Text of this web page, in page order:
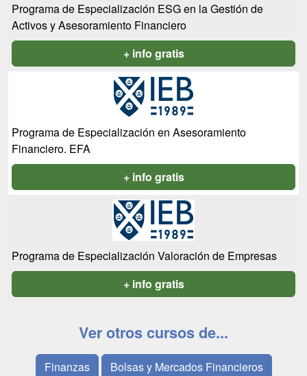
Programa de Especialización ESG en la Gestión de
Activos y Asesoramiento Financiero
+ info gratis
Programa de Especialización en Asesoramiento
Financiero. EFA
+ info gratis
Programa de Especialización Valoración de Empresas
+ info gratis
Ver otros cursos de...
Finanzas Bolsas y Mercados Financieros